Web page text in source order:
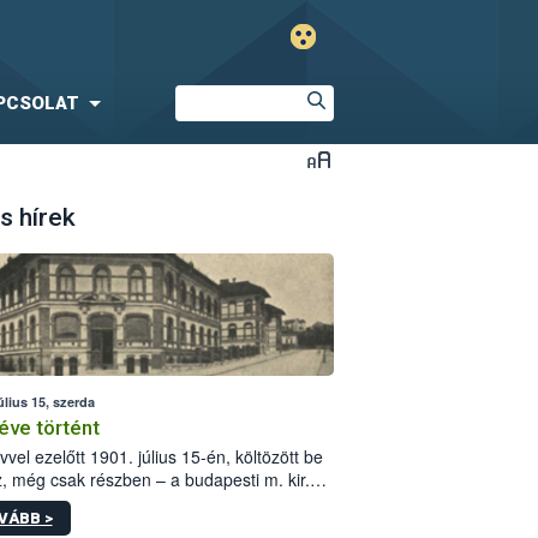
hírek
15, szerda
történt
ezelőtt 1901. július 15-én, költözött be
még csak részben – a budapesti m. kir.
állomás a Kis Rókus utca
alatti, Czigler Győző által tervezett új
>